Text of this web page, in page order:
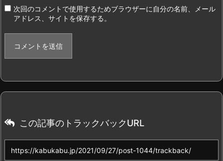
次回のコメントで使用するためブラウザーに自分の名前、メール
アドレス、サイトを保存する。
この記事のトラックバックURL